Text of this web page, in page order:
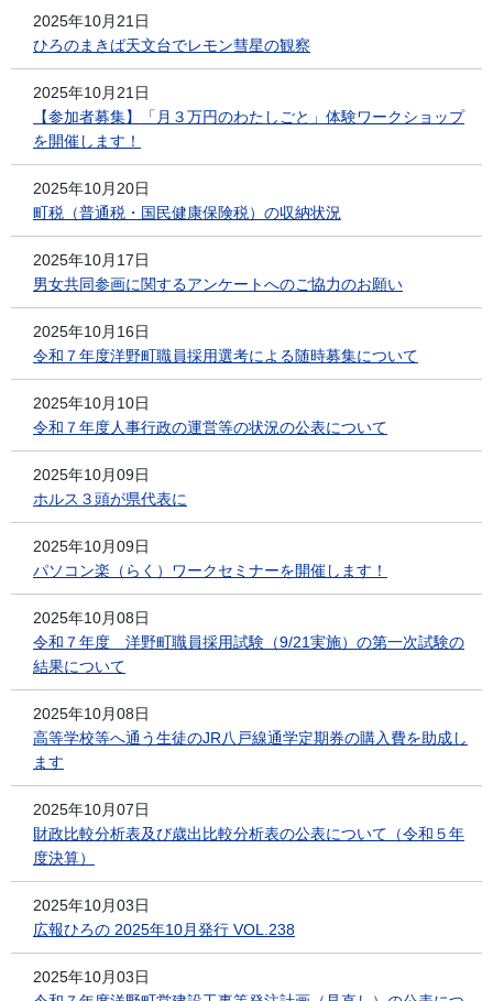
2025年10月21日
ひろのまきば天文台でレモン彗星の観察
2025年10月21日
【参加者募集】「月３万円のわたしごと」体験ワークショップ
を開催します！
2025年10月20日
町税（普通税・国民健康保険税）の収納状況
2025年10月17日
男女共同参画に関するアンケートへのご協力のお願い
2025年10月16日
令和７年度洋野町職員採用選考による随時募集について
2025年10月10日
令和７年度人事行政の運営等の状況の公表について
2025年10月09日
ホルス３頭が県代表に
2025年10月09日
パソコン楽（らく）ワークセミナーを開催します！
2025年10月08日
令和７年度 洋野町職員採用試験（9/21実施）の第一次試験の
結果について
2025年10月08日
高等学校等へ通う生徒のJR八戸線通学定期券の購入費を助成し
ます
2025年10月07日
財政比較分析表及び歳出比較分析表の公表について（令和５年
度決算）
2025年10月03日
広報ひろの 2025年10月発行 VOL.238
2025年10月03日